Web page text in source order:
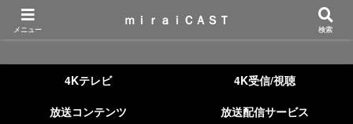
ｍｉｒａｉＣＡＳＴ
4Kテレビ
4K受信/視聴
放送コンテンツ
放送配信サービス
メニュー
ｍｉｒａｉＣＡＳＴ
検索